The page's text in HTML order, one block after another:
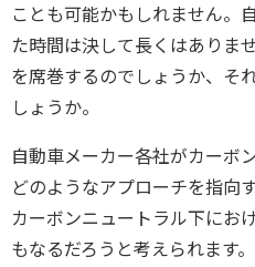
ことも可能かもしれません。
た時間は決して長くはありま
を席巻するのでしょうか、そ
しょうか。
自動車メーカー各社がカーボ
どのようなアプローチを指向
カーボンニュートラル下にお
もなるだろうと考えられます。